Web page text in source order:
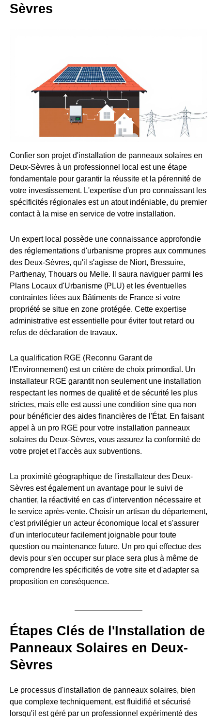
Sèvres
Confier son projet d'installation de panneaux solaires en
Deux-Sèvres à un professionnel local est une étape
fondamentale pour garantir la réussite et la pérennité de
votre investissement. L'expertise d'un pro connaissant les
spécificités régionales est un atout indéniable, du premier
contact à la mise en service de votre installation.
Un expert local possède une connaissance approfondie
des réglementations d'urbanisme propres aux communes
des Deux-Sèvres, qu'il s'agisse de Niort, Bressuire,
Parthenay, Thouars ou Melle. Il saura naviguer parmi les
Plans Locaux d'Urbanisme (PLU) et les éventuelles
contraintes liées aux Bâtiments de France si votre
propriété se situe en zone protégée. Cette expertise
administrative est essentielle pour éviter tout retard ou
refus de déclaration de travaux.
La qualification RGE (Reconnu Garant de
l'Environnement) est un critère de choix primordial. Un
installateur RGE garantit non seulement une installation
respectant les normes de qualité et de sécurité les plus
strictes, mais elle est aussi une condition sine qua non
pour bénéficier des aides financières de l'État. En faisant
appel à un pro RGE pour votre installation panneaux
solaires du Deux-Sèvres, vous assurez la conformité de
votre projet et l'accès aux subventions.
La proximité géographique de l'installateur des Deux-
Sèvres est également un avantage pour le suivi de
chantier, la réactivité en cas d'intervention nécessaire et
le service après-vente. Choisir un artisan du département,
c'est privilégier un acteur économique local et s'assurer
d'un interlocuteur facilement joignable pour toute
question ou maintenance future. Un pro qui effectue des
devis pour s'en occuper sur place sera plus à même de
comprendre les spécificités de votre site et d'adapter sa
proposition en conséquence.
Étapes Clés de l'Installation de
Panneaux Solaires en Deux-
Sèvres
Le processus d'installation de panneaux solaires, bien
que complexe techniquement, est fluidifié et sécurisé
lorsqu'il est géré par un professionnel expérimenté des